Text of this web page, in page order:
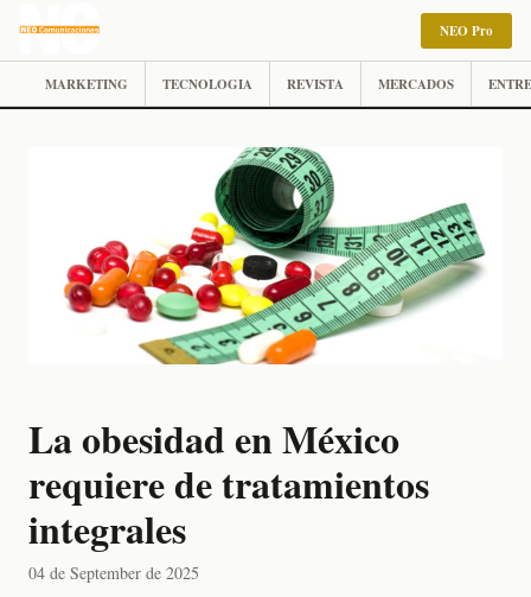
NEO Pro
MARKETING TECNOLOGIA REVISTA MERCADOS
La obesidad en México
requiere de tratamientos
integrales
04 de September de 2025